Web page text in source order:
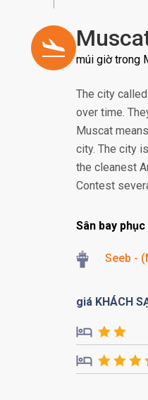
múi giờ trong
The city
over time.
Muscat
city. The city
the cleanest
Contest
Sân bay
Seeb -
giá KHÁCH